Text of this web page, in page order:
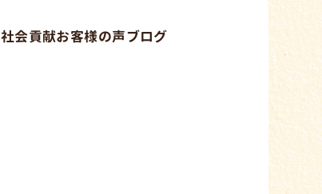
社会貢献お客様の声ブログ